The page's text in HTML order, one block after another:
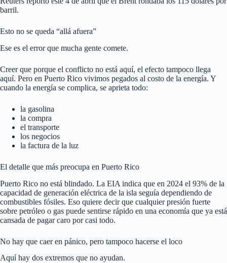
barril.
Esto no se queda “allá afuera”
Ese es el error que mucha gente comete.
Creer que porque el conflicto no está aquí, el efecto tampoco llega
aquí. Pero en Puerto Rico vivimos pegados al costo de la energía. Y
cuando la energía se complica, se aprieta todo:
la gasolina
la compra
el transporte
los negocios
la factura de la luz
El detalle que más preocupa en Puerto Rico
Puerto Rico no está blindado. La EIA indica que en 2024 el 93% de la
capacidad de generación eléctrica de la isla seguía dependiendo de
combustibles fósiles. Eso quiere decir que cualquier presión fuerte
sobre petróleo o gas puede sentirse rápido en una economía que ya está
cansada de pagar caro por casi todo.
No hay que caer en pánico, pero tampoco hacerse el loco
Aquí hay dos extremos que no ayudan.